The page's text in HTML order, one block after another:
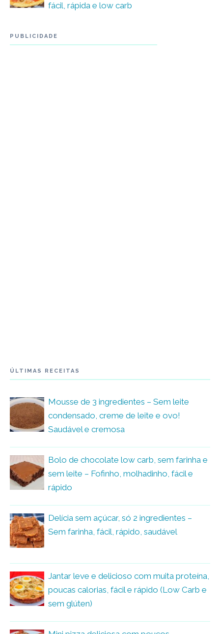
fácil, rápida e low carb
PUBLICIDADE
ÚLTIMAS RECEITAS
Mousse de 3 ingredientes – Sem leite
condensado, creme de leite e ovo!
Saudável e cremosa
Bolo de chocolate low carb, sem farinha e
sem leite – Fofinho, molhadinho, fácil e
rápido
Delícia sem açúcar, só 2 ingredientes –
Sem farinha, fácil, rápido, saudável
Jantar leve e delicioso com muita proteína,
poucas calorias, fácil e rápido (Low Carb e
sem glúten)